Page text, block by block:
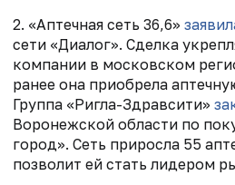
2. «Аптечная сеть 36,6»
сети «Диалог». Сделка
компании в московском
ранее она приобрела
Группа «Ригла-Здравсити»
Воронежской области по
город». Сеть приросла 55
позволит ей стать лидером